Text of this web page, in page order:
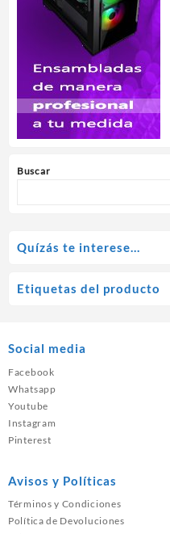
Buscar
Quízás te interese…
Etiquetas del producto
Social media
Facebook
Whatsapp
Youtube
Instagram
Pinterest
Avisos y Políticas
Términos y Condiciones
Política de Devoluciones